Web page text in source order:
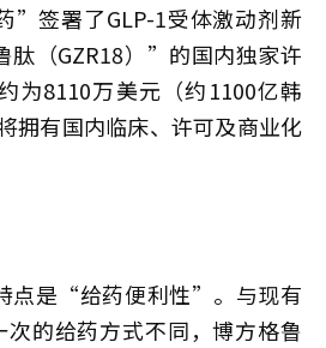
”签署了GLP-1受体激动剂新
（GZR18）”的国内独家许
为8110万美元（约1100亿韩
拥有国内临床、许可及商业化
点是“给药便利性”。与现有
次的给药方式不同，博方格鲁